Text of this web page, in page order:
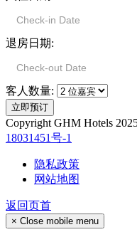
退房日期:
客人数量:
Copyright GHM Hotels
18031451号-1
隐私政策
网站地图
返回页首
× Close mobile menu